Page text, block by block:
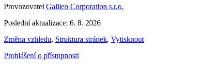
Provozovatel Galileo Corporation s.r.o.
Poslední aktualizace: 6. 8. 2026
Změna vzhledu, Struktura stránek, Vytisknout
Prohlášení o přístupnosti